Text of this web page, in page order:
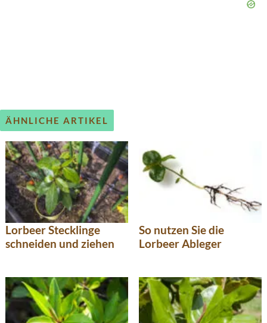
ÄHNLICHE ARTIKEL
Lorbeer Stecklinge
schneiden und ziehen
So nutzen Sie die
Lorbeer Ableger